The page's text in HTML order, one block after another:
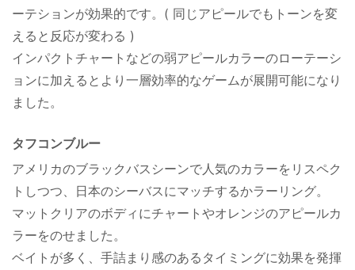
ーテションが効果的です。( 同じアピールでもトーンを変
えると反応が変わる )
インパクトチャートなどの弱アピールカラーのローテーシ
ョンに加えるとより一層効率的なゲームが展開可能になり
ました。
タフコンブルー
アメリカのブラックバスシーンで人気のカラーをリスペク
トしつつ、日本のシーバスにマッチするかラーリング。
マットクリアのボディにチャートやオレンジのアピールカ
ラーをのせました。
ベイトが多く、手詰まり感のあるタイミングに効果を発揮